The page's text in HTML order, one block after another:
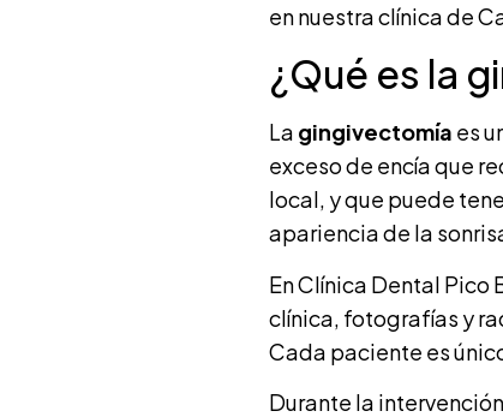
en nuestra clínica de
¿Qué es la
La gingivectomía es
exceso de encía que
local, y que puede
apariencia de la
En Clínica Dental
clínica, fotografías y
Cada paciente es
Durante la